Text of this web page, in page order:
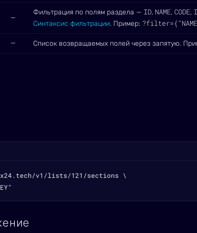
—
Фильтрация по полям раздела — ID, NAME, CODE,
Синтаксис фильтрации. Пример:
— Список возвращаемых полей через запятую.
v1/lists/121/sections \